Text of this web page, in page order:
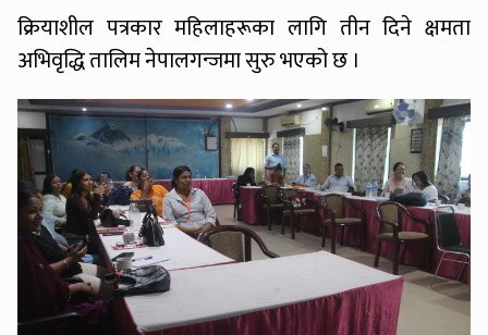
क्रियाशील पत्रकार महिलाहरूका लागि तीन दिने क्षमता
अभिवृद्धि तालिम नेपालगन्जमा सुरु भएको छ ।